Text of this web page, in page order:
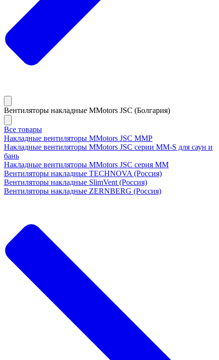
Вентиляторы накладные MMotors JSC (Болгария)
Все товары
Накладные вентиляторы MMotors JSC MMP
Накладные вентиляторы MMotors JSC серии MM-S для саун и
бань
Накладные вентиляторы MMotors JSC серия МM
Вентиляторы накладные TECHNOVA (Россия)
Вентиляторы накладные SlimVent (Россия)
Вентиляторы накладные ZERNBERG (Россия)